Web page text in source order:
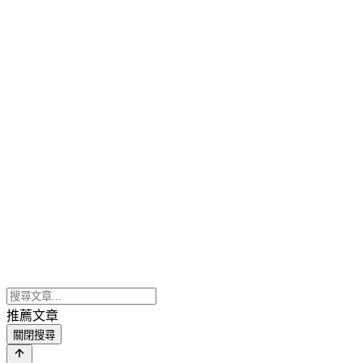
推薦文章
關閉搜尋